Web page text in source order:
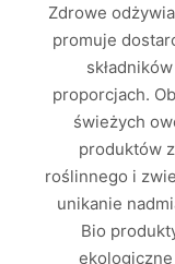
Zdrowe
promuje
proporcjach.
świeżych
produktów
roślinnego i
unikanie
Bio